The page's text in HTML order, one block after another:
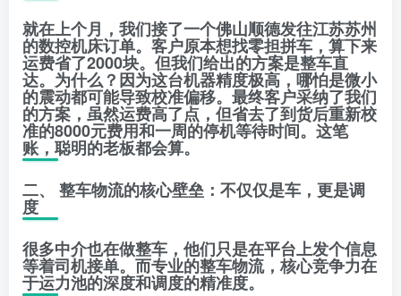
就在上个月，我们接了一个佛山顺德发往江苏苏州
的数控机床订单。客户原本想找零担拼车，算下来
运费省了2000块。但我们给出的方案是整车直
达。为什么？因为这台机器精度极高，哪怕是微小
的震动都可能导致校准偏移。最终客户采纳了我们
的方案，虽然运费高了点，但省去了到货后重新校
准的8000元费用和一周的停机等待时间。这笔
账，聪明的老板都会算。
二、 整车物流的核心壁垒：不仅仅是车，更是调
度
很多中介也在做整车，他们只是在平台上发个信息
等着司机接单。而专业的整车物流，核心竞争力在
于运力池的深度和调度的精准度。